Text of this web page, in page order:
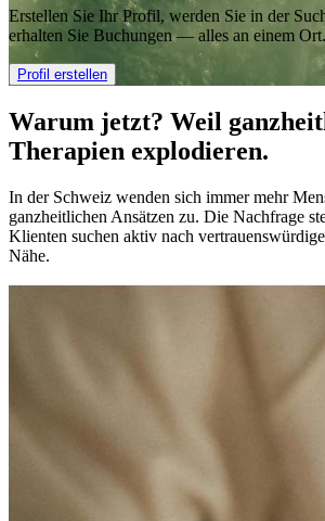
Erstellen Sie Ihr Profil, werden Sie in der
erhalten Sie Buchungen — alles an einem Ort.
Profil erstellen
Warum jetzt? Weil
Therapien explodieren.
In der Schweiz wenden sich immer mehr
ganzheitlichen Ansätzen zu. Die Nachfrage
Klienten suchen aktiv nach
Nähe.